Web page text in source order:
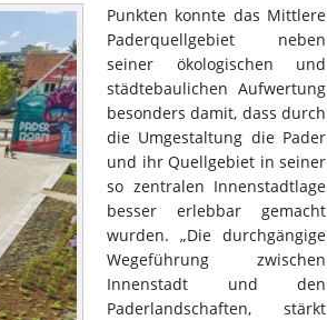
Punkten konnte das Mittlere
Paderquellgebiet neben
seiner ökologischen und
städtebaulichen Aufwertung
besonders damit, dass durch
die Umgestaltung die Pader
und ihr Quellgebiet in seiner
so zentralen Innenstadtlage
besser erlebbar gemacht
wurden. „Die durchgängige
Wegeführung zwischen
Innenstadt und den
Paderlandschaften, stärkt